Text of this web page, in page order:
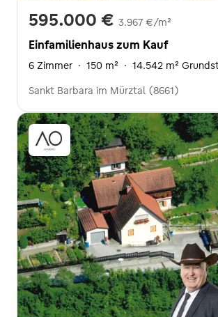
595.000 € 3.967 €/m²
Einfamilienhaus zum Kauf
6 Zimmer · 150 m² · 14.542 m²
Sankt Barbara im Mürztal (8661)